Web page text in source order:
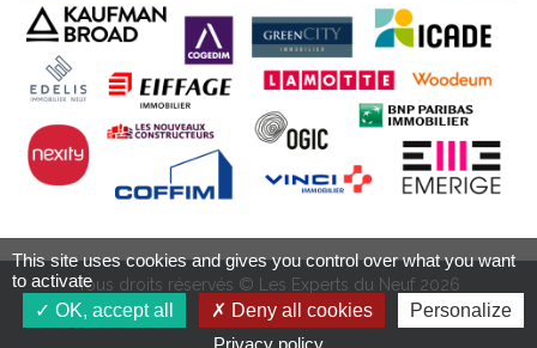
Tous droits réservés © Les Experts du Neuf 2026
This site uses cookies and gives you control over what you want
to activate
OK, accept all
Deny all cookies
Personalize
Privacy policy